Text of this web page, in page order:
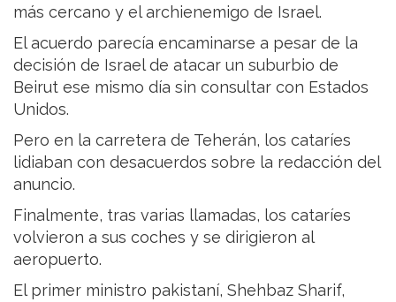
más cercano y el archienemigo de Israel.
El acuerdo parecía encaminarse a pesar de la
decisión de Israel de atacar un suburbio de
Beirut ese mismo día sin consultar con Estados
Unidos.
Pero en la carretera de Teherán, los cataríes
lidiaban con desacuerdos sobre la redacción del
anuncio.
Finalmente, tras varias llamadas, los cataríes
volvieron a sus coches y se dirigieron al
aeropuerto.
El primer ministro pakistaní, Shehbaz Sharif,